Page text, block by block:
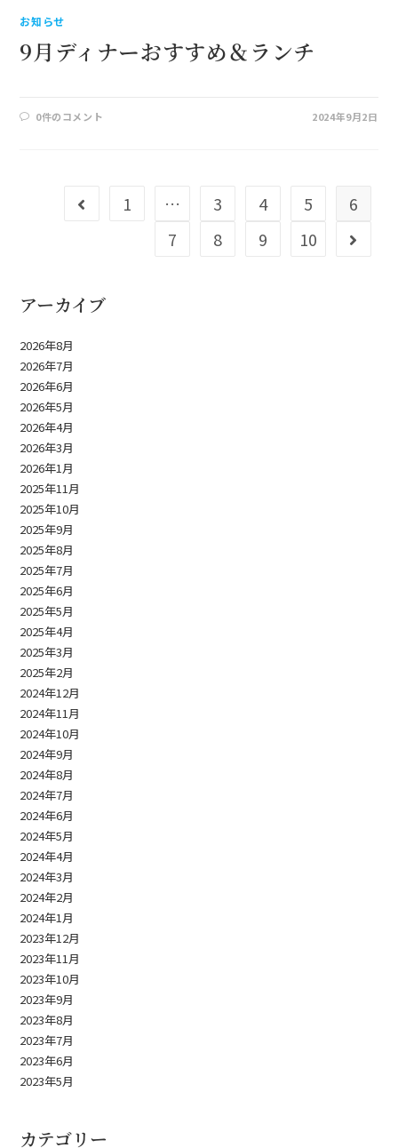
お知らせ
9月ディナーおすすめ＆ランチ
0件のコメント 2024年9月2日
1 … 3 4 5
6
7
8 9 10
アーカイブ
2026年8月
2026年7月
2026年6月
2026年5月
2026年4月
2026年3月
2026年1月
2025年11月
2025年10月
2025年9月
2025年8月
2025年7月
2025年6月
2025年5月
2025年4月
2025年3月
2025年2月
2024年12月
2024年11月
2024年10月
2024年9月
2024年8月
2024年7月
2024年6月
2024年5月
2024年4月
2024年3月
2024年2月
2024年1月
2023年12月
2023年11月
2023年10月
2023年9月
2023年8月
2023年7月
2023年6月
2023年5月
カテゴリー